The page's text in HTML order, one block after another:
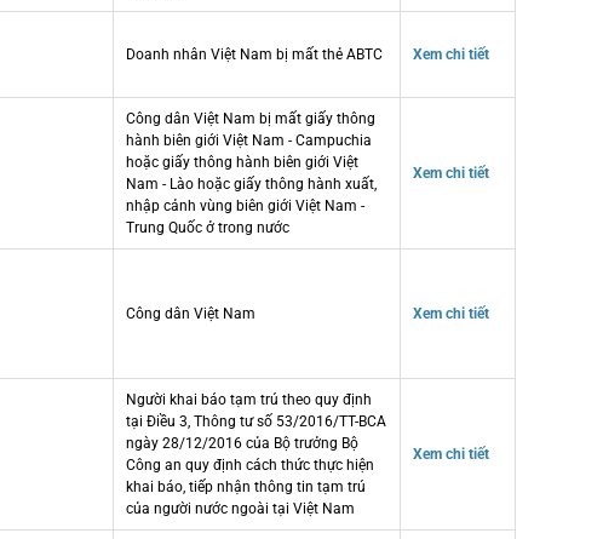
Doanh nhân Việt Nam bị mất thẻ ABTC Xem chi tiết
Công dân Việt Nam bị mất giấy thông
hành biên giới Việt Nam - Campuchia
hoặc giấy thông hành biên giới Việt
Nam - Lào hoặc giấy thông hành xuất,
nhập cảnh vùng biên giới Việt Nam -
Trung Quốc ở trong nước
Xem chi tiết
Công dân Việt Nam Xem chi tiết
Người khai báo tạm trú theo quy định
tại Điều 3, Thông tư số 53/2016/TT-BCA
ngày 28/12/2016 của Bộ trưởng Bộ
Công an quy định cách thức thực hiện
khai báo, tiếp nhận thông tin tạm trú
của người nước ngoài tại Việt Nam
Xem chi tiết